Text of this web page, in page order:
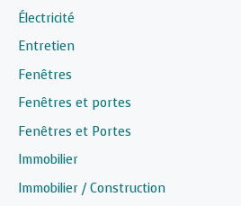
Électricité
Entretien
Fenêtres
Fenêtres et portes
Fenêtres et Portes
Immobilier
Immobilier / Construction